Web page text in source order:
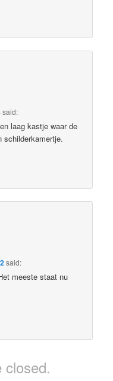
said:
laag kastje waar de
said:
meeste staat nu
closed.